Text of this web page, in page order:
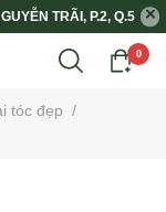
TRÃI, P.2, Q.5
0
tóc đẹp /